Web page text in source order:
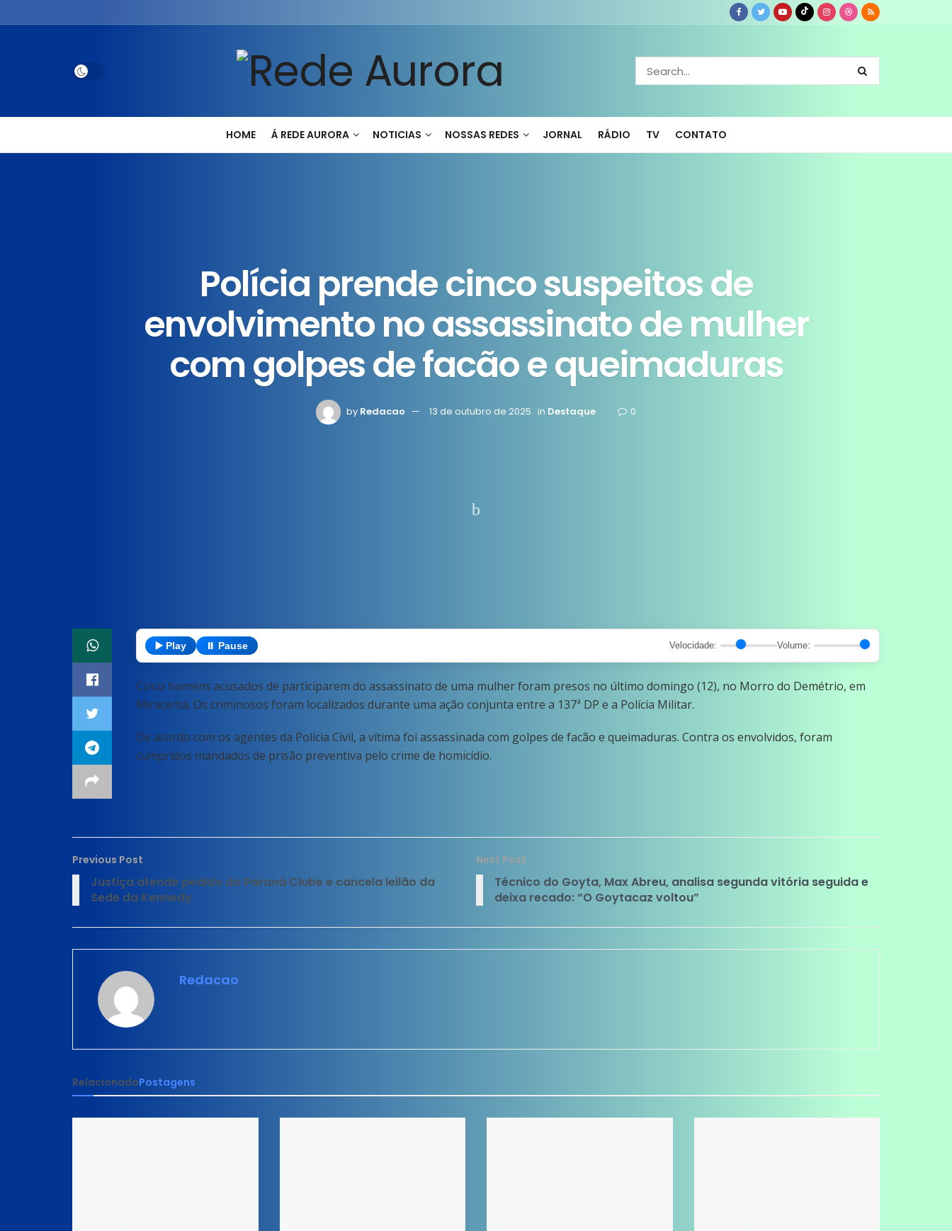
HOME Á REDE AURORA NOTICIAS NOSSAS REDES JORNAL RÁDIO TV CONTATO
Polícia prende cinco suspeitos de
envolvimento no assassinato de mulher
com golpes de facão e queimaduras
by Redacao 13 de outubro de 2025 in Destaque 0
▶️ Play ⏸️ Pause Velocidade: Volume:
Cinco homens acusados de participarem do assassinato de uma mulher foram presos no último domingo (12), no Morro do Demétrio, em
Miracema. Os criminosos foram localizados durante uma ação conjunta entre a 137ª DP e a Polícia Militar.
De acordo com os agentes da Polícia Civil, a vítima foi assassinada com golpes de facão e queimaduras. Contra os envolvidos, foram
cumpridos mandados de prisão preventiva pelo crime de homicídio.
Previous Post
Justiça atende pedido do Paraná Clube e cancela leilão da
Sede da Kennedy
Next Post
Técnico do Goyta, Max Abreu, analisa segunda vitória seguida e
deixa recado: “O Goytacaz voltou”
Redacao
RelacionadoPostagens